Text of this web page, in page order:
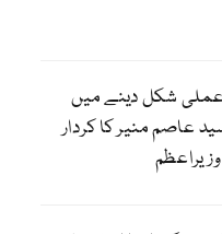
شکل دینے میں
عاصم منیر کا کردار